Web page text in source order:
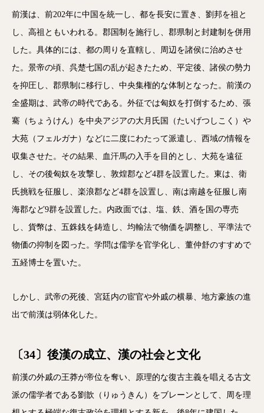
前漢は、前202年に中国を統一し、都を長安に置き、劉邦を祖と
し、高祖ともいわれる。郡国制を施行し、郡県制と封建制を併用
した。具体的には、都の周りを直轄し、周辺を諸侯に治めさせ
た。景帝の頃、呉楚七国の乱が起きたため、平定後、諸侯の勢力
を抑圧し、郡県制に移行し、中央集権的な体制となった。前漢の
全盛期は、武帝の時代である。外征では匈奴を打倒するため、張
騫（ちょうけん）を中央アジアの大月氏国（たいげつしこく）や
大苑（フェルガナ）などに二度にわたって派遣し、西域の情報を
収集させた。その結果、血汗馬の入手を目的とし、大苑を遠征
し、その後匈奴を攻撃し、敦煌郡など4群を設置した。東は、衛
氏挑戦を征服し、楽浪郡など4群を設置し、南は南越を征服し南
海郡など9群を設置した。内政面では、塩、鉄、酒を国の専売
し、貨幣は、五銖銭を鋳造し、均輸法で物価を調整し、平準法で
物価の抑制を図った。学問は儒学を官学化し、董仲舒のすすめで
五経博士を置いた。
しかし、武帝の死後、宮廷内の宦官や外戚の横暴、地方豪族の進
出で前漢は弱体化した。
〔34〕後漢の成立、漢の社会と文化
前漢の外戚の王莽が帝位を奪い、原理的な復古主義を唱える古文
派の儒学者である劉歆（りゅうきん）をブレーンとして、周を理